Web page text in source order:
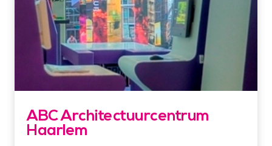
ABC Architectuurcentrum
Haarlem